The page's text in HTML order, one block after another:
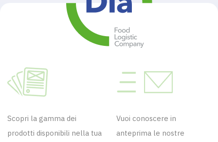
Scopri la gamma dei
prodotti disponibili nella tua
Vuoi conoscere in
anteprima le nostre